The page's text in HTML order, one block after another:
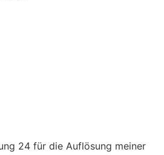
24 für die Auflösung meiner